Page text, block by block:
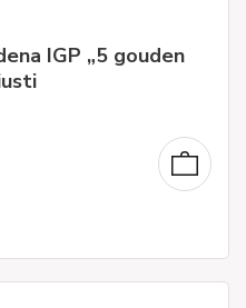
IGP „5 gouden